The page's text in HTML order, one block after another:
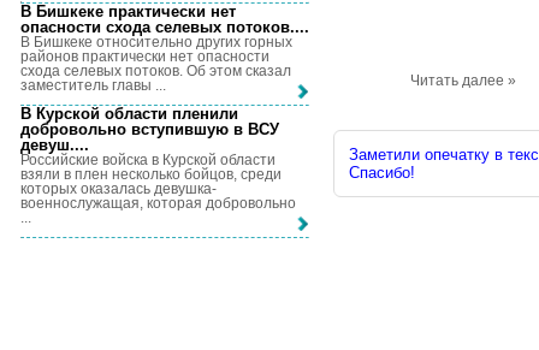
Читать далее »
Заметили опечатку в
Спасибо!
В Бишкеке практически нет
опасности схода селевых потоков....
В Бишкеке относительно других горных
районов практически нет опасности
схода селевых потоков. Об этом сказал
заместитель главы ...
В Курской области пленили
добровольно вступившую в ВСУ
девуш....
Российские войска в Курской области
взяли в плен несколько бойцов, среди
которых оказалась девушка-
военнослужащая, которая добровольно
...